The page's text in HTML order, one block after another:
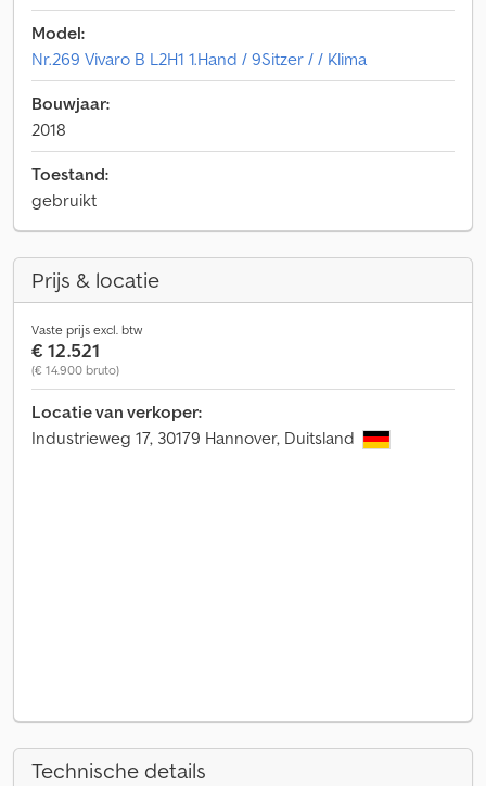
Model:
Nr.269 Vivaro B L2H1 1.Hand / 9Sitzer / / Klima
Bouwjaar:
2018
Toestand:
gebruikt
Prijs & locatie
Vaste prijs excl. btw
€ 12.521
(€ 14.900 bruto)
Locatie van verkoper:
Industrieweg 17, 30179 Hannover, Duitsland
Technische details